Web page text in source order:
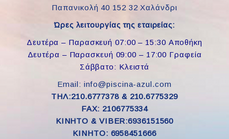
Παπανικολή 40 152 32 Χαλάνδρι
Ώρες λειτουργίας της εταιρείας:
Δευτέρα – Παρασκευή 07:00 – 15:30 Αποθήκη
Δευτέρα – Παρασκευή 09:00 – 17:00 Γραφεία
Σάββατο: Κλειστά
Email: info@piscina-azul.com
ΤΗΛ:210.6777378 & 210.6775329
FAX: 2106775334
ΚΙΝΗΤΟ & VIBER:6936151560
KINHTO: 6958451666